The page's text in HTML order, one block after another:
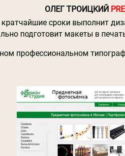
ОЛЕГ ТРОИЦКИЙ
сроки выполнит
подготовит макеты в
профессиональном